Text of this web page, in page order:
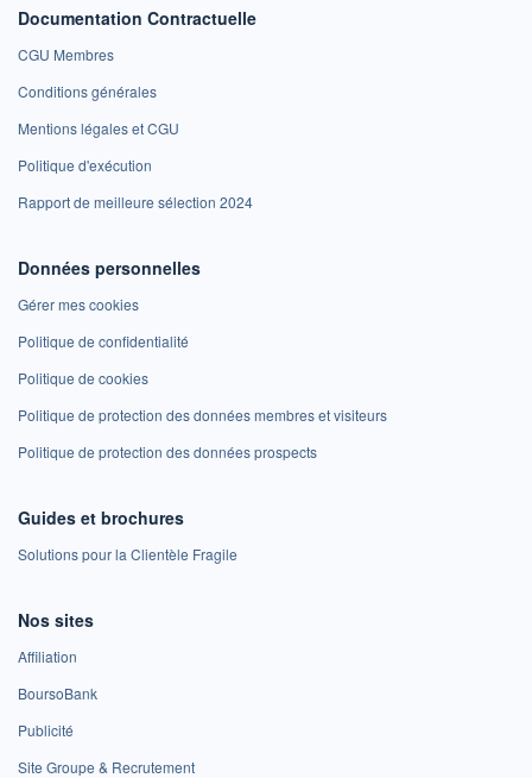
Documentation Contractuelle
CGU Membres
Conditions générales
Mentions légales et CGU
Politique d'exécution
Rapport de meilleure sélection 2024
Données personnelles
Gérer mes cookies
Politique de confidentialité
Politique de cookies
Politique de protection des données membres et visiteurs
Politique de protection des données prospects
Guides et brochures
Solutions pour la Clientèle Fragile
Nos sites
Affiliation
BoursoBank
Publicité
Site Groupe & Recrutement